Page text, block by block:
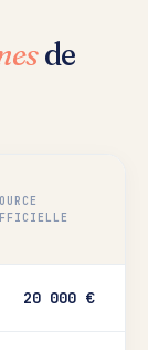
de
20 000 €